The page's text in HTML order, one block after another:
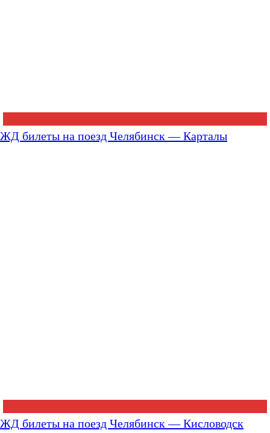
ЖД билеты на поезд Челябинск — Карталы
ЖД билеты на поезд Челябинск — Кисловодск